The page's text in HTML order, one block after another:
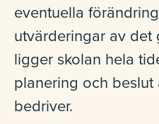
eventuella
utvärderingar av det
ligger skolan hela
planering och beslut
bedriver.